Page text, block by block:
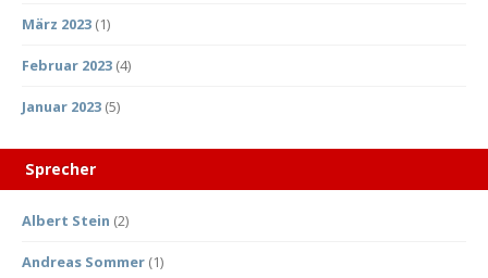
März 2023 (1)
Februar 2023 (4)
Januar 2023 (5)
Sprecher
Albert Stein (2)
Andreas Sommer (1)